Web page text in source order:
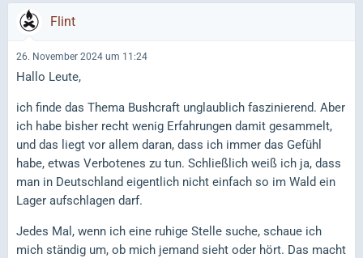
Flint
26. November 2024 um 11:24
Hallo Leute,
ich finde das Thema Bushcraft unglaublich faszinierend. Aber
ich habe bisher recht wenig Erfahrungen damit gesammelt,
und das liegt vor allem daran, dass ich immer das Gefühl
habe, etwas Verbotenes zu tun. Schließlich weiß ich ja, dass
man in Deutschland eigentlich nicht einfach so im Wald ein
Lager aufschlagen darf.
Jedes Mal, wenn ich eine ruhige Stelle suche, schaue ich
mich ständig um, ob mich jemand sieht oder hört. Das macht